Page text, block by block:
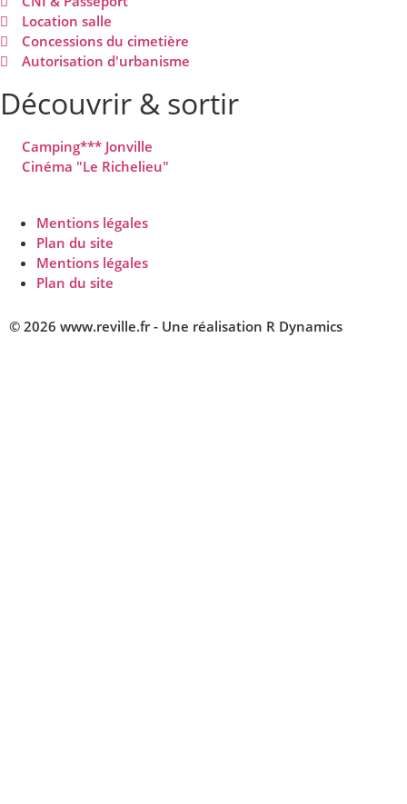
Location salle
Concessions du cimetière
Autorisation d'urbanisme
Découvrir & sortir
Camping*** Jonville
Cinéma "Le Richelieu"
Mentions légales
Plan du site
Mentions légales
Plan du site
© 2026 www.reville.fr - Une réalisation R Dynamics